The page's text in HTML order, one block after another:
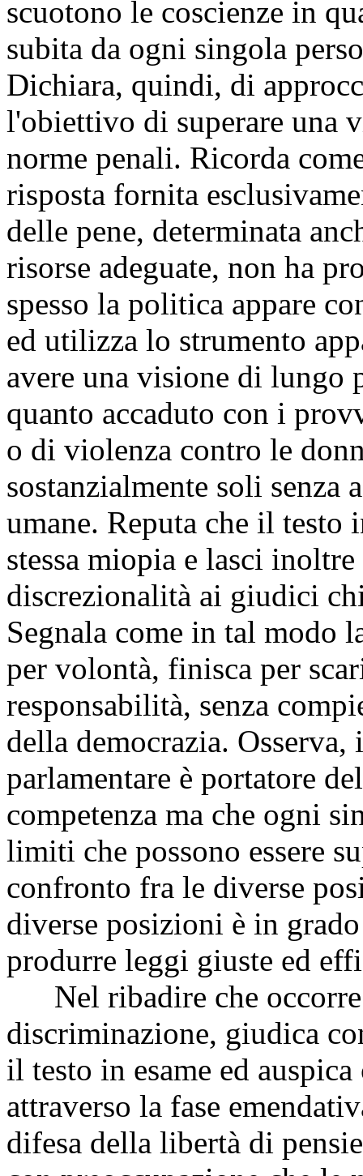
scuotono le coscienze in
subita da ogni singola
Dichiara, quindi, di
l'obiettivo di superare una
norme penali. Ricorda
risposta fornita
delle pene, determinata
risorse adeguate, non ha
spesso la politica appare
ed utilizza lo strumento
avere una visione di lungo
quanto accaduto con i
o di violenza contro le
sostanzialmente soli senza
umane. Reputa che il testo
stessa miopia e lasci
discrezionalità ai giudici
Segnala come in tal modo
per volontà, finisca per
responsabilità, senza
della democrazia.
parlamentare è portatore
competenza ma che ogni
limiti che possono essere
confronto fra le diverse
diverse posizioni è in
produrre leggi giuste ed
Nel ribadire che occorre
discriminazione, giudica
il testo in esame ed
attraverso la fase
difesa della libertà di